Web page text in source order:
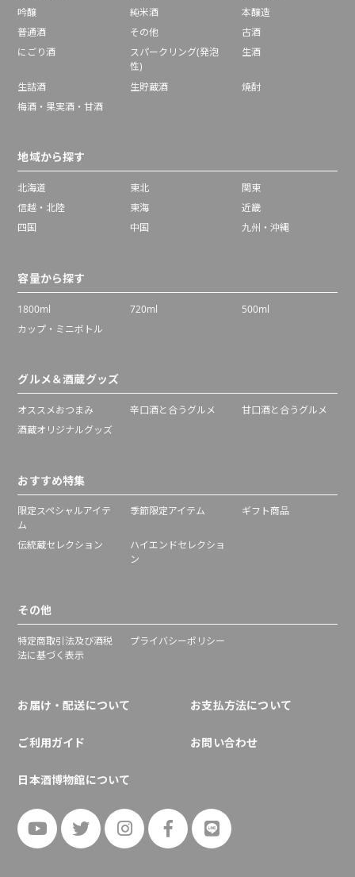
吟醸
純米酒
本醸造
普通酒
その他
古酒
にごり酒
スパークリング(発泡
性)
生酒
生詰酒 生貯蔵酒
焼酎
梅酒・果実酒・甘酒
地域から探す
北海道 東北
関東
信越・北陸
東海
近畿
四国
中国 九州・沖縄
容量から探す
1800ml 720ml
500ml
カップ・ミニボトル
グルメ＆酒蔵グッズ
オススメおつまみ 辛口酒と合うグルメ
甘口酒と合うグルメ
酒蔵オリジナルグッズ
おすすめ特集
限定スペシャルアイテ
ム
季節限定アイテム ギフト商品
伝統蔵セレクション
ハイエンドセレクショ
ン
その他
特定商取引法及び酒税
法に基づく表示
プライバシーポリシー
お届け・配送について お支払方法について
ご利用ガイド お問い合わせ
日本酒博物館について